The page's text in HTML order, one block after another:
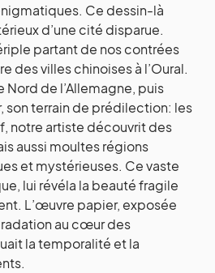
Ce dessin-là
d’une cité disparue.
partant de nos contrées
des villes chinoises à l’Oural.
Nord de l’Allemagne, puis
son terrain de prédilection: les
notre artiste découvrit des
aussi moultes régions
et mystérieuses. Ce vaste
lui révéla la beauté fragile
L’œuvre papier, exposée
au cœur des
la temporalité et la